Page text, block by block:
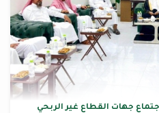
جهات القطاع غير الربحي